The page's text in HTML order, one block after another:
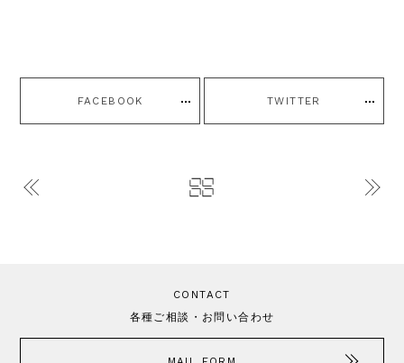
FACEBOOK TWITTER
CONTACT
各種ご相談・お問い合わせ